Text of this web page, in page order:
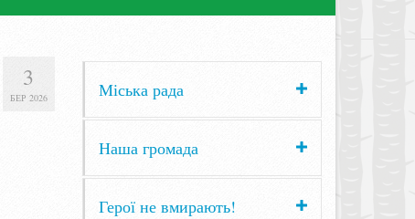
3
БЕР 2026 Міська рада
Наша громада
Герої не вмирають!